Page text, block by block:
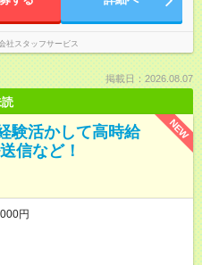
社スタッフサービス
掲載日：2026.08.07
NEW
験活かして高時給
信など！
円